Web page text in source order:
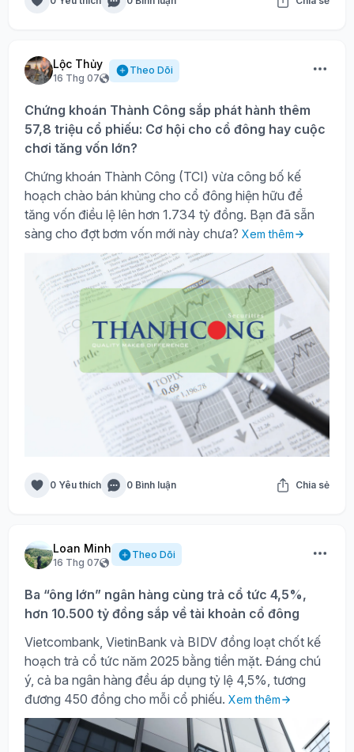
Lộc Thủy
16 Thg 07
Theo Dõi
Chứng khoán Thành Công sắp phát hành thêm
57,8 triệu cổ phiếu: Cơ hội cho cổ đông hay cuộc
chơi tăng vốn lớn?
Chứng khoán Thành Công (TCI) vừa công bố kế
hoạch chào bán khủng cho cổ đông hiện hữu để
tăng vốn điều lệ lên hơn 1.734 tỷ đồng. Bạn đã sẵn
sàng cho đợt bơm vốn mới này chưa? Xem thêm
0 Yêu thích 0 Bình luận Chia sẻ
Loan Minh
16 Thg 07
Theo Dõi
Ba “ông lớn” ngân hàng cùng trả cổ tức 4,5%,
hơn 10.500 tỷ đồng sắp về tài khoản cổ đông
Vietcombank, VietinBank và BIDV đồng loạt chốt kế
hoạch trả cổ tức năm 2025 bằng tiền mặt. Đáng chú
ý, cả ba ngân hàng đều áp dụng tỷ lệ 4,5%, tương
đương 450 đồng cho mỗi cổ phiếu. Xem thêm